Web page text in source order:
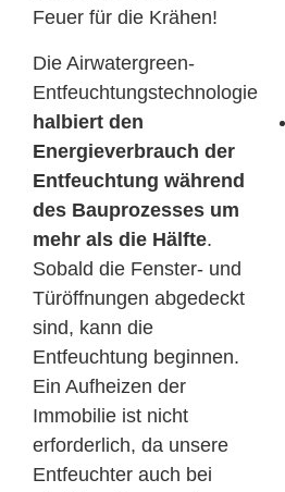
Feuer für die Krähen!
Die Airwatergreen-
Entfeuchtungstechnologie
halbiert den
Energieverbrauch der
Entfeuchtung während
des Bauprozesses um
mehr als die Hälfte.
Sobald die Fenster- und
Türöffnungen abgedeckt
sind, kann die
Entfeuchtung beginnen.
Ein Aufheizen der
Immobilie ist nicht
erforderlich, da unsere
Entfeuchter auch bei